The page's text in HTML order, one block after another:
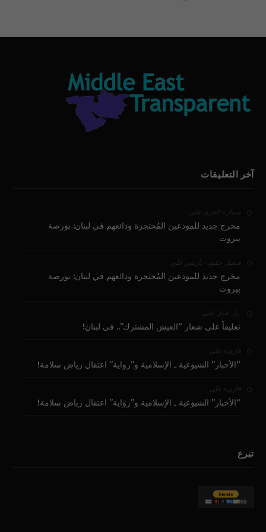
آخر التعليقات
سمارة القزي على
مخرج جديد للمودعين المُحتجزة ودائعهم في لبنان: بورصة
بيروت
فضيل حمّود - باريس على
مخرج جديد للمودعين المُحتجزة ودائعهم في لبنان: بورصة
بيروت
بيار عقل على
تعليقاً على شعار “العيش المشترك”.. في لبنان!
قارىء على
“الأخبار” الشيوعية ـ الإسلامية و”رواية” اعتقال رياض سلامة!
قارىء على
“الأخبار” الشيوعية ـ الإسلامية و”رواية” اعتقال رياض سلامة!
تبرع